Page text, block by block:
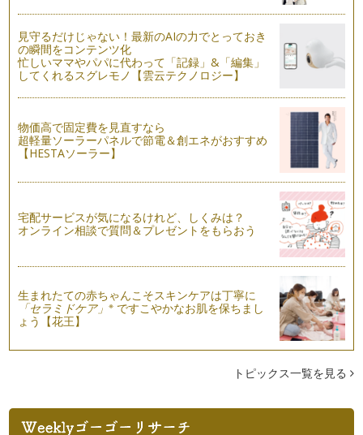
簡単かわいいキッズのテーブルスタイリング
大人だけでなく、子どもたちのテーブルもセッティングしてあ
げたら・・・おやつもごは…
簡単ステキなテーブルセッティング
見守るだけじゃない！最新のAIの力でとっておき
の瞬間をコンテンツ化
忙しいママやパパに代わって「記録」&「編集」
してくれるスグレモノ【雲云テクノロジー】
物価高で固定費を見直すなら
超軽量ソーラーパネルで節電＆創エネがおすすめ
【HESTAソーラー】
宅配サービスが気になるけれど、しくみは？
オンライン相談で質問＆プレゼントをもらおう
生まれたての赤ちゃんこそスキンケアは丁寧に
「セラミドケア」※ ですこやかなお肌を保ちまし
ょう【花王】
トピックス一覧を見る